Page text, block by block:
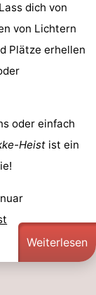
Lass dich von
von Lichtern
Plätze erhellen
oder einfach
Heist ist ein
Weiterlesen